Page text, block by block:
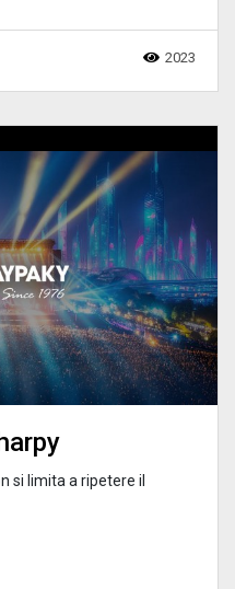
2023
si limita a ripetere il